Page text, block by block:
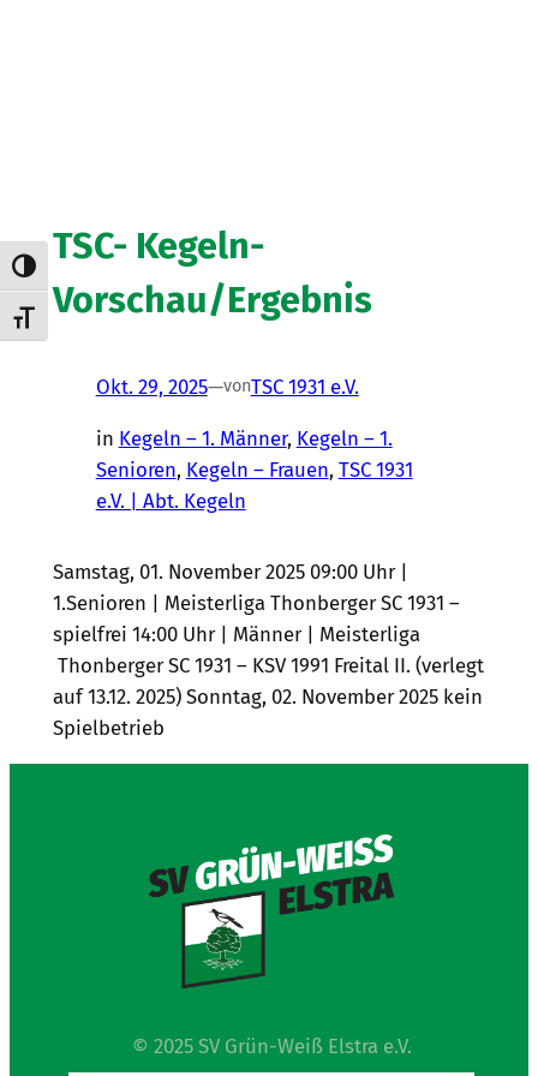
Umschalten auf hohe Kontraste
Schrift vergrößern
TSC- Kegeln-
Vorschau/Ergebnis
Okt. 29, 2025—vonTSC 1931 e.V.
in Kegeln – 1. Männer, Kegeln – 1.
Senioren, Kegeln – Frauen, TSC 1931
e.V. | Abt. Kegeln
Samstag, 01. November 2025 09:00 Uhr |
1.Senioren | Meisterliga Thonberger SC 1931 –
spielfrei 14:00 Uhr | Männer | Meisterliga
Thonberger SC 1931 – KSV 1991 Freital II. (verlegt
auf 13.12. 2025) Sonntag, 02. November 2025 kein
Spielbetrieb
© 2025 SV Grün-Weiß Elstra e.V.